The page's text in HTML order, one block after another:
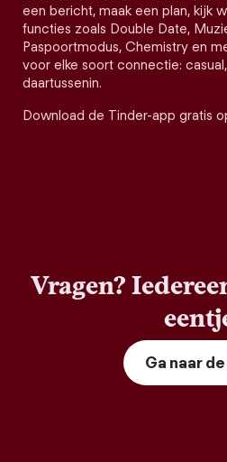
een bericht, maak een plan, kijk
functies zoals Double Date,
Paspoortmodus, Chemistry en
voor elke soort connectie:
daartussenin.
Download de Tinder-app gratis
Vragen?
Ga naar de